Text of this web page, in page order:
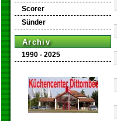
Scorer
Sünder
Archiv
1990 - 2025